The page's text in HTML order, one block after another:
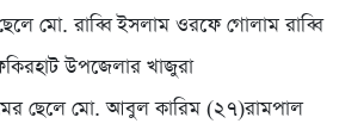
মো. রাব্বি ইসলাম ওরফে গোলাম রাব্বি
উপজেলার খাজুরা
ছেলে মো. আবুল কারিম (২৭)রামপাল